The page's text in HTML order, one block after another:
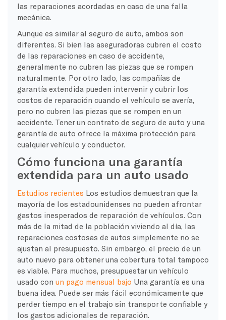
las reparaciones acordadas en caso de una falla
mecánica.
Aunque es similar al seguro de auto, ambos son
diferentes. Si bien las aseguradoras cubren el costo
de las reparaciones en caso de accidente,
generalmente no cubren las piezas que se rompen
naturalmente. Por otro lado, las compañías de
garantía extendida pueden intervenir y cubrir los
costos de reparación cuando el vehículo se avería,
pero no cubren las piezas que se rompen en un
accidente. Tener un contrato de seguro de auto y una
garantía de auto ofrece la máxima protección para
cualquier vehículo y conductor.
Cómo funciona una garantía
extendida para un auto usado
Estudios recientes Los estudios demuestran que la
mayoría de los estadounidenses no pueden afrontar
gastos inesperados de reparación de vehículos. Con
más de la mitad de la población viviendo al día, las
reparaciones costosas de autos simplemente no se
ajustan al presupuesto. Sin embargo, el precio de un
auto nuevo para obtener una cobertura total tampoco
es viable. Para muchos, presupuestar un vehículo
usado con un pago mensual bajo Una garantía es una
buena idea. Puede ser más fácil económicamente que
perder tiempo en el trabajo sin transporte confiable y
los gastos adicionales de reparación.